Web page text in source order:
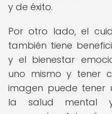
y de éxito.
Por otro lado, el
también tiene
y el bienestar
uno mismo y tener
imagen puede tener
la salud mental